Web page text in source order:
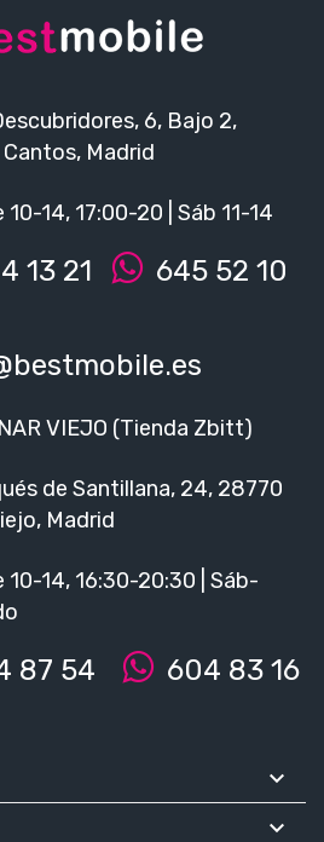
6, Bajo 2,
Madrid
10-14, 17:00-20 | Sáb 11-14
13 21
645 52 10
VIEJO (Tienda Zbitt)
de Santillana, 24, 28770
Madrid
10-14, 16:30-20:30 | Sáb-
87 54
604 83 16

